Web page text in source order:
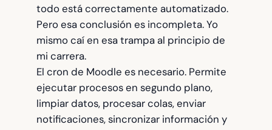
todo está correctamente automatizado.
Pero esa conclusión es incompleta. Yo
mismo caí en esa trampa al principio de
mi carrera.
El cron de Moodle es necesario. Permite
ejecutar procesos en segundo plano,
limpiar datos, procesar colas, enviar
notificaciones, sincronizar información y